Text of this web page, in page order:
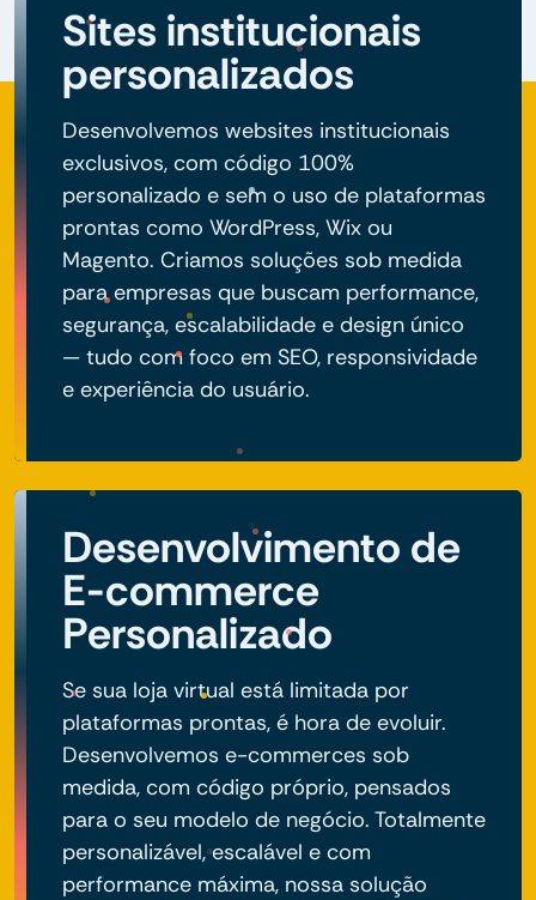
Sites institucionais
personalizados
Desenvolvemos websites institucionais
exclusivos, com código 100%
personalizado e sem o uso de plataformas
prontas como WordPress, Wix ou
Magento. Criamos soluções sob medida
para empresas que buscam performance,
segurança, escalabilidade e design único
— tudo com foco em SEO, responsividade
e experiência do usuário.
Desenvolvimento de
E-commerce
Personalizado
Se sua loja virtual está limitada por
plataformas prontas, é hora de evoluir.
Desenvolvemos e-commerces sob
medida, com código próprio, pensados
para o seu modelo de negócio. Totalmente
personalizável, escalável e com
performance máxima, nossa solução